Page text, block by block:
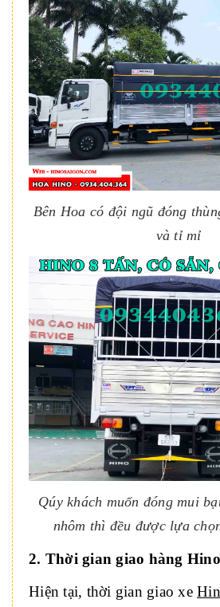
Bên Hoa có đội ngũ đóng
và tỉ mỉ
Qúy khách muốn đóng mui
nhôm thì đều được lựa
2. Thời gian giao hàng
Hiện tại, thời gian giao xe